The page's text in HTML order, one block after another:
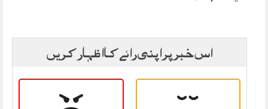
اس خبر پر اپنی رائے کا اظہار کریں